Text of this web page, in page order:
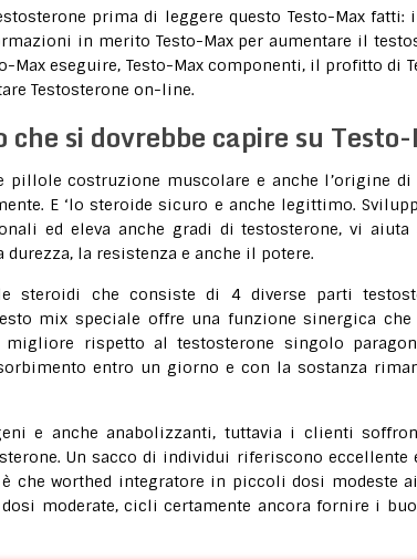
prima di leggere questo Testo-Max
in merito Testo-Max per aumentare il
Max eseguire, Testo-Max componenti, il profitto di
Testosterone on-line.
si dovrebbe capire su
costruzione muscolare e anche l’origine di
E ‘lo steroide sicuro e anche legittimo.
ed eleva anche gradi di testosterone, vi
la resistenza e anche il potere.
steroidi che consiste di 4 diverse parti
mix speciale offre una funzione sinergica
rispetto al testosterone singolo
entro un giorno e con la sostanza
e anche anabolizzanti, tuttavia i clienti
Un sacco di individui riferiscono eccellente
è che worthed integratore in piccoli dosi
moderate, cicli certamente ancora fornire i